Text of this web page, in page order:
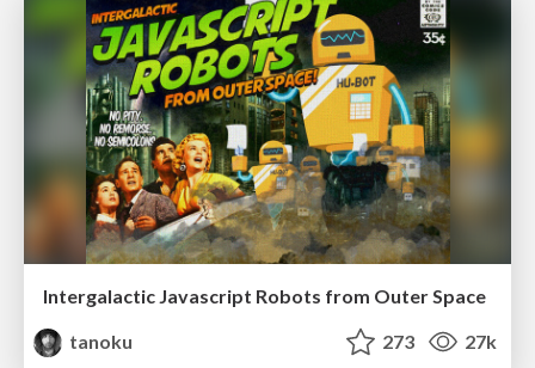
Intergalactic Javascript Robots from Outer Space
tanoku
273 27k